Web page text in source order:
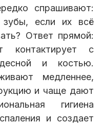
Детская
стоматология
Капы
(10)
спрашивают:
зубы, если их всё
Ответ прямой:
контактирует с
и костью.
медленнее,
и чаще дают
гигиена
и создает